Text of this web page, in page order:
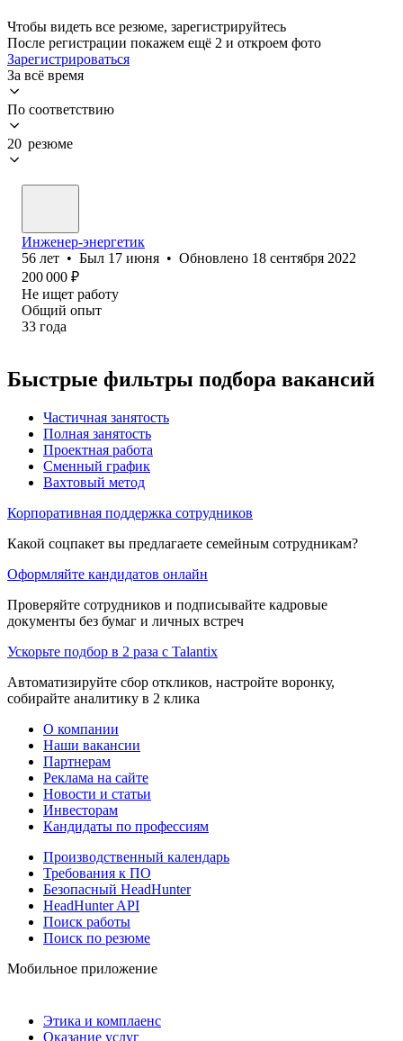
Чтобы видеть все резюме, зарегистрируйтесь
После регистрации покажем ещё 2 и откроем фото
Зарегистрироваться
За всё время
По соответствию
20 резюме
Инженер-энергетик
56 лет • Был 17 июня • Обновлено 18 сентября 2022
200 000 ₽
Не ищет работу
Общий опыт
33 года
Быстрые фильтры подбора вакансий
Частичная занятость
Полная занятость
Проектная работа
Сменный график
Вахтовый метод
Корпоративная поддержка сотрудников
Какой соцпакет вы предлагаете семейным сотрудникам?
Оформляйте кандидатов онлайн
Проверяйте сотрудников и подписывайте кадровые
документы без бумаг и личных встреч
Ускорьте подбор в 2 раза с Talantix
Автоматизируйте сбор откликов, настройте воронку,
собирайте аналитику в 2 клика
О компании
Наши вакансии
Партнерам
Реклама на сайте
Новости и статьи
Инвесторам
Кандидаты по профессиям
Производственный календарь
Требования к ПО
Безопасный HeadHunter
HeadHunter API
Поиск работы
Поиск по резюме
Мобильное приложение
Этика и комплаенс
Оказание услуг